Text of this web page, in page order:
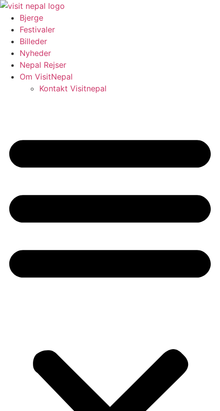
Videre
indhold
Bjerge
Festivaler
Billeder
Nyheder
Nepal Rejser
Om VisitNepal
Kontakt Visitnepal